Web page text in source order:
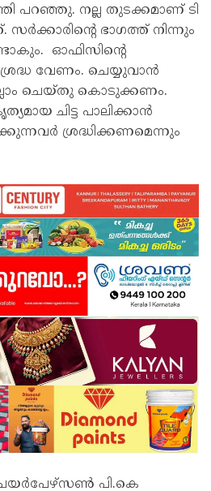
പറഞ്ഞു. നല്ല തുടക്കമാണ് ടി
സർക്കാരിൻ്റെ ഭാഗത്ത് നിന്നും
ഓഫിസിൻ്റെ
വേണം. ചെയ്യുവാൻ
ചെയ്തു കൊടുക്കണം.
ചിട്ട പാലിക്കാൻ
ശ്രദ്ധിക്കണമെന്നും
പി.കെ